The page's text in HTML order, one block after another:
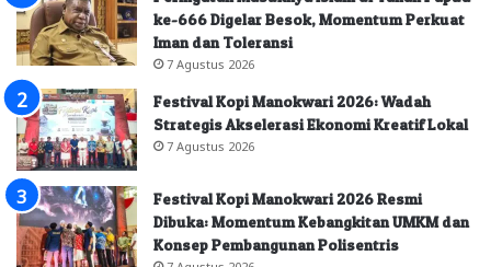
ke-666 Digelar Besok, Momentum Perkuat
Iman dan Toleransi
7 Agustus 2026
Festival Kopi Manokwari 2026: Wadah
Strategis Akselerasi Ekonomi Kreatif Lokal
7 Agustus 2026
Festival Kopi Manokwari 2026 Resmi
Dibuka: Momentum Kebangkitan UMKM dan
Konsep Pembangunan Polisentris